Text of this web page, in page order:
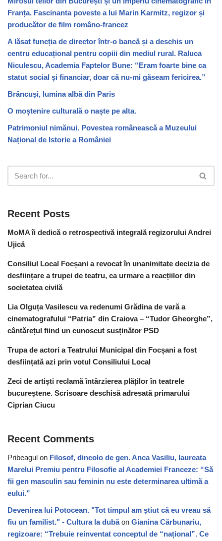
Franța. Fascinanta poveste a lui Marin Karmitz, regizor și
producător de film româno-francez
A lăsat funcția de director într-o bancă și a deschis un
centru educațional pentru copiii din mediul rural. Raluca
Niculescu, Academia Faptelor Bune: “Eram foarte bine ca
statut social și financiar, doar că nu-mi găseam fericirea.”
Brâncuși, lumina albă din Paris
O moștenire culturală o naște pe alta.
Patrimoniul nimănui. Povestea românească a Muzeului
Național de Istorie a României
Recent Posts
MoMA îi dedică o retrospectivă integrală regizorului Andrei
Ujică
Consiliul Local Focșani a revocat în unanimitate decizia de
desființare a trupei de teatru, ca urmare a reacțiilor din
societatea civilă
Lia Olguța Vasilescu va redenumi Grădina de vară a
cinematografului “Patria” din Craiova – “Tudor Gheorghe”,
cântărețul fiind un cunoscut susținător PSD
Trupa de actori a Teatrului Municipal din Focșani a fost
desființată azi prin votul Consiliului Local
Zeci de artiști reclamă întârzierea plăților în teatrele
bucureștene. Scrisoare deschisă adresată primarului
Ciprian Ciucu
Recent Comments
Pribeagul on Filosof, dincolo de gen. Anca Vasiliu, laureata
Marelui Premiu pentru Filosofie al Academiei Franceze: “Să
fii gen masculin sau feminin nu este determinarea ultimă a
eului.”
Devenirea lui Potocean. "Tot timpul am știut că eu vreau să
fiu un familist." - Cultura la dubăon Gianina Cărbunariu,
regizoare: “Trebuie reinventat conceptul de “național”. Ce